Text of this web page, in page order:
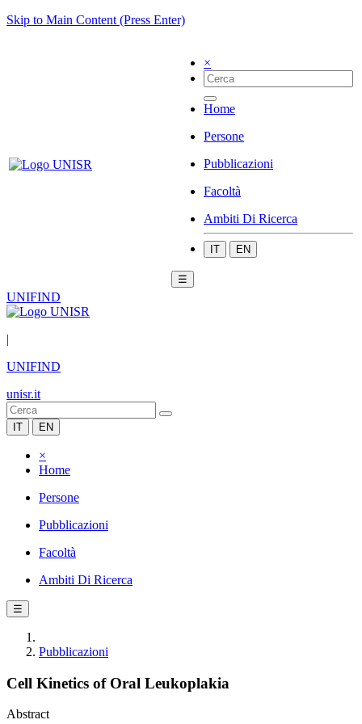
Skip to Main Content (Press Enter)
×
Home
Persone
Pubblicazioni
Facoltà
Ambiti Di Ricerca
IT EN
☰
UNIFIND
|
UNIFIND
unisr.it
IT EN
×
Home
Persone
Pubblicazioni
Facoltà
Ambiti Di Ricerca
☰
Pubblicazioni
Cell Kinetics of Oral Leukoplakia
Abstract